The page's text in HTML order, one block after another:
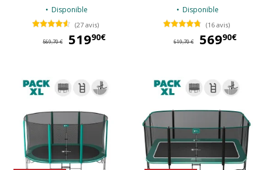
Disponible
(27 avis)
569,70 € 51990€
Disponible
(16 avis)
619,70 € 56990€